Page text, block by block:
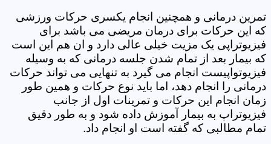
تمرین درمانی و همچنین انجام یکسری حرکات ورزشی
که این حرکات برای درمان مریضی می باشد برای
فیزیوتراپی یک مزیت خیلی عالی دارد و ان هم این است
که بیمار بعد از تمام شدن جلسه درمانی که به وسیله
فیزیوتواپیست انجام می گیرد به تنهایی می تواند حرکات
درمانی را انجام دهد، اما باید نوع حرکات و همین طور
زمان انجام این حرکات و تمرینات اول از جانب
فیزیوتراپ به بیمار آموزش داده شود و به طور دقیق
تمام مطالبی که گفته است او انجام داد.